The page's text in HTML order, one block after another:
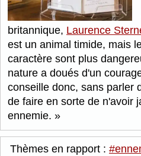
britannique, Laurence
est un animal timide, mais
caractère sont plus
nature a doués d'un
conseille donc, sans parler
de faire en sorte de n'avoir
ennemie.
Thèmes en rapport :